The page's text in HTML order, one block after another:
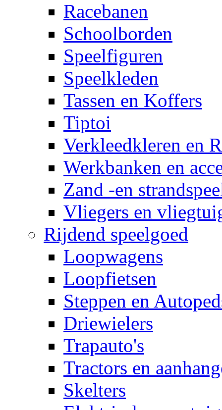
Racebanen
Schoolborden
Speelfiguren
Speelkleden
Tassen en Koffers
Tiptoi
Verkleedkleren en
Werkbanken en
Zand -en
Vliegers en
Rijdend speelgoed
Loopwagens
Loopfietsen
Steppen en
Driewielers
Trapauto's
Tractors en
Skelters